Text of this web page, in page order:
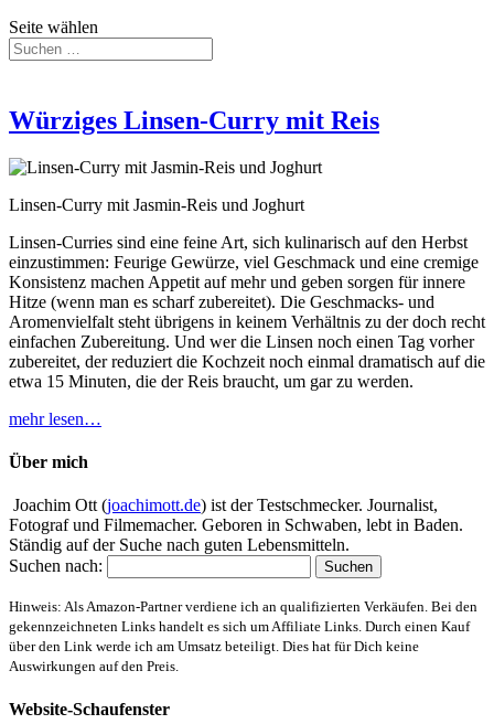
Seite wählen
Würziges Linsen-Curry mit Reis
Linsen-Curry mit Jasmin-Reis und Joghurt
Linsen-Curries sind eine feine Art, sich kulinarisch auf den Herbst
einzustimmen: Feurige Gewürze, viel Geschmack und eine cremige
Konsistenz machen Appetit auf mehr und geben sorgen für innere
Hitze (wenn man es scharf zubereitet). Die Geschmacks- und
Aromenvielfalt steht übrigens in keinem Verhältnis zu der doch recht
einfachen Zubereitung. Und wer die Linsen noch einen Tag vorher
zubereitet, der reduziert die Kochzeit noch einmal dramatisch auf die
etwa 15 Minuten, die der Reis braucht, um gar zu werden.
mehr lesen…
Über mich
Joachim Ott (joachimott.de) ist der Testschmecker. Journalist,
Fotograf und Filmemacher. Geboren in Schwaben, lebt in Baden.
Ständig auf der Suche nach guten Lebensmitteln.
Suchen nach:
Hinweis: Als Amazon-Partner verdiene ich an qualifizierten Verkäufen. Bei den
gekennzeichneten Links handelt es sich um Affiliate Links. Durch einen Kauf
über den Link werde ich am Umsatz beteiligt. Dies hat für Dich keine
Auswirkungen auf den Preis.
Website-Schaufenster